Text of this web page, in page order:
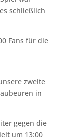
schließlich
Fans für die
zweite
in
gegen die
um 13:00